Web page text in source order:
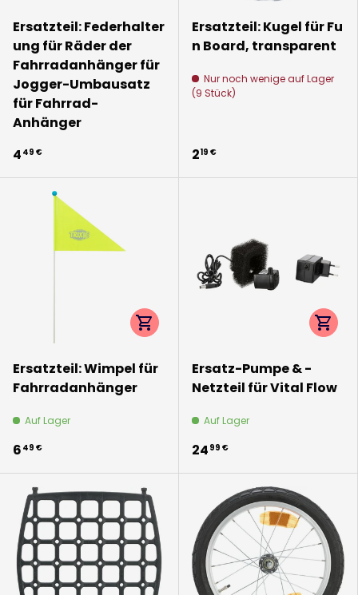
Ersatzteil: Federhalter
ung für Räder der
Fahrradanhänger für
Jogger-Umbausatz
für Fahrrad-
Anhänger
4 49 €
Ersatzteil: Kugel für Fu
n Board, transparent
Nur noch wenige auf Lager
(9 Stück)
219 €
Ersatzteil: Wimpel für
Fahrradanhänger
Auf Lager
6 49 €
Optionen auswählen
Ersatz-Pumpe & -
Netzteil für Vital Flow
Auf Lager
24 99 €